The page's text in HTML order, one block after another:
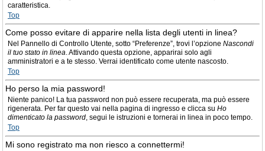
caratteristica.
Top
Come posso evitare di apparire nella lista degli utenti in linea?
Nel Pannello di Controllo Utente, sotto “Preferenze”, trovi l’opzione Nascondi
il tuo stato in linea. Attivando questa opzione, apparirai solo agli
amministratori e a te stesso. Verrai identificato come utente nascosto.
Top
Ho perso la mia password!
Niente panico! La tua password non può essere recuperata, ma può essere
rigenerata. Per far questo vai nella pagina di ingresso e clicca su Ho
dimenticato la password, segui le istruzioni e tornerai in linea in poco tempo.
Top
Mi sono registrato ma non riesco a connettermi!